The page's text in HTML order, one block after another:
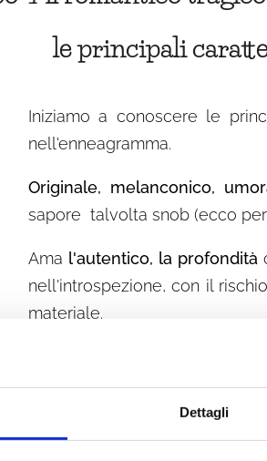
Dettagli
le principali
Iniziamo a conoscere le
nell'enneagramma.
Originale, melanconico,
sapore talvolta snob (ecco
Ama l'autentico, la profondità
nell'introspezione, con il
materiale.
pensieri e sensazioni, con